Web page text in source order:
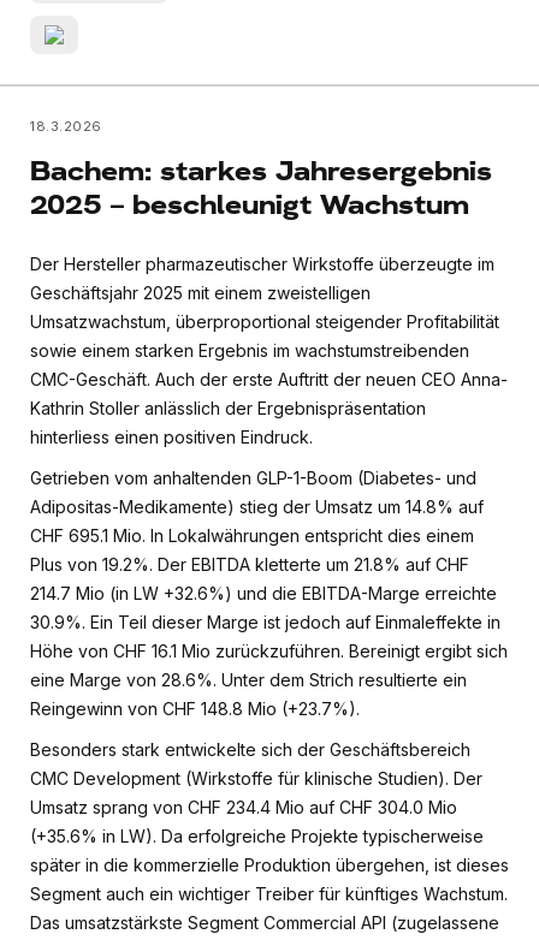
18.3.2026
Bachem: starkes Jahresergebnis
2025 – beschleunigt Wachstum
Der Hersteller pharmazeutischer Wirkstoffe überzeugte im
Geschäftsjahr 2025 mit einem zweistelligen
Umsatzwachstum, überproportional steigender Profitabilität
sowie einem starken Ergebnis im wachstumstreibenden
CMC-Geschäft. Auch der erste Auftritt der neuen CEO Anna-
Kathrin Stoller anlässlich der Ergebnispräsentation
hinterliess einen positiven Eindruck.
Getrieben vom anhaltenden GLP-1-Boom (Diabetes- und
Adipositas-Medikamente) stieg der Umsatz um 14.8% auf
CHF 695.1 Mio. In Lokalwährungen entspricht dies einem
Plus von 19.2%. Der EBITDA kletterte um 21.8% auf CHF
214.7 Mio (in LW +32.6%) und die EBITDA-Marge erreichte
30.9%. Ein Teil dieser Marge ist jedoch auf Einmaleffekte in
Höhe von CHF 16.1 Mio zurückzuführen. Bereinigt ergibt sich
eine Marge von 28.6%. Unter dem Strich resultierte ein
Reingewinn von CHF 148.8 Mio (+23.7%).
Besonders stark entwickelte sich der Geschäftsbereich
CMC Development (Wirkstoffe für klinische Studien). Der
Umsatz sprang von CHF 234.4 Mio auf CHF 304.0 Mio
(+35.6% in LW). Da erfolgreiche Projekte typischerweise
später in die kommerzielle Produktion übergehen, ist dieses
Segment auch ein wichtiger Treiber für künftiges Wachstum.
Das umsatzstärkste Segment Commercial API (zugelassene